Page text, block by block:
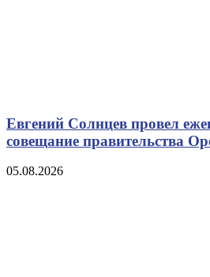
Евгений Солнцев провел
совещание правительства
05.08.2026